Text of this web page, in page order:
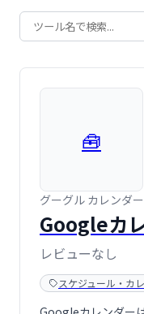
🧰
グーグル カレンダー
Googleカ
レビューなし
スケジュール・カ